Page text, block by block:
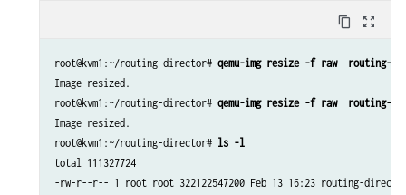
content_copy zoom_out_map
root@kvm1:~/routing-director# qemu-img resize -f raw  routing-
Image resized.
root@kvm1:~/routing-director# qemu-img resize -f raw  routing-
Image resized.
root@kvm1:~/routing-director# ls -l
total 111327724
-rw-r--r-- 1 root root 322122547200 Feb 13 16:23 routing-